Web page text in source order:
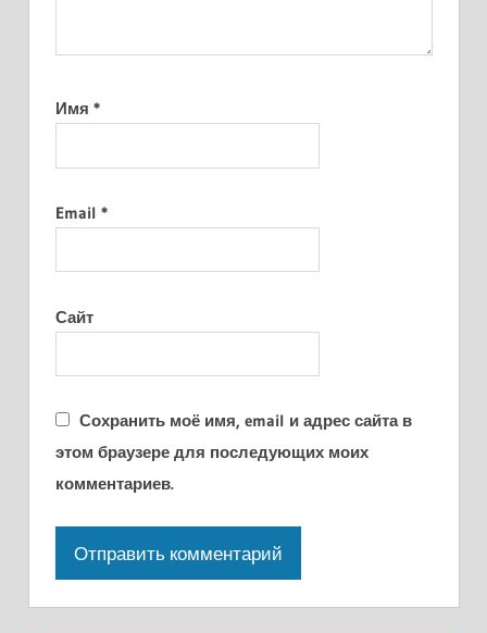
Имя *
Email *
Сайт
Сохранить моё имя, email и адрес сайта в
этом браузере для последующих моих
комментариев.